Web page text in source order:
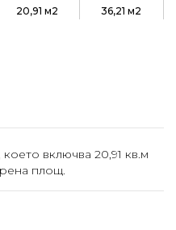
20,91 м2
36,21 м2
включва 20,91 кв.м
площ.